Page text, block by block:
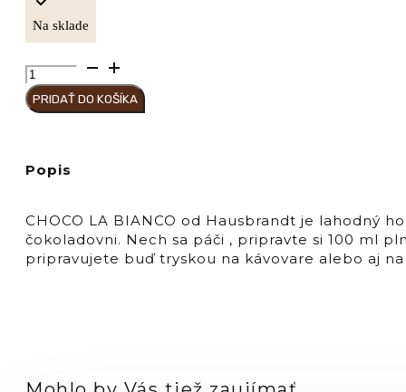
Na sklade
množstvo
Hausbrandt
CHOCO
BIANCO
1
/
50ks
PRIDAŤ DO KOŠÍKA
Popis
CHOCO LA BIANCO od Hausbrandt je lahodný
čokoladovni. Nech sa páči , pripravte si 100 ml
pripravujete buď tryskou na kávovare alebo aj